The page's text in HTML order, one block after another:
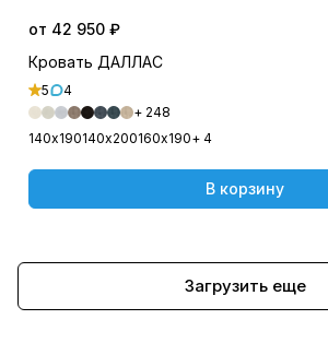
от 42 950 ₽
Кровать ДАЛЛАС
5
4
+ 248
140х190140х200160х190+ 4
В корзину
Загрузить еще